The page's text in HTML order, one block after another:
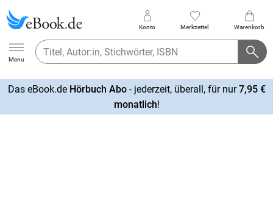
Ebook.de
Menu
Konto Merkzettel Warenkorb
Das eBook.de Hörbuch Abo- jederzeit, überall, für nur7,95 €
monatlich!